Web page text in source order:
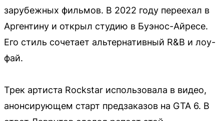
зарубежных фильмов. В 2022 году переехал в
Аргентину и открыл студию в Буэнос-Айресе.
Его стиль сочетает альтернативный R&B и лоу-
фай.
Трек артиста Rockstar использовала в видео,
анонсирующем старт предзаказов на GTA 6. В